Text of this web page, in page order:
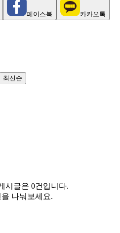
페이스북 카카오톡
최신순
시글은 0건입니다.
나눠보세요.